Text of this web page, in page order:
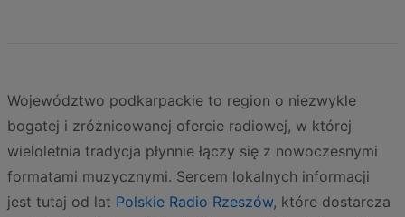
Województwo podkarpackie to region o niezwykle
bogatej i zróżnicowanej ofercie radiowej, w której
wieloletnia tradycja płynnie łączy się z nowoczesnymi
formatami muzycznymi. Sercem lokalnych informacji
jest tutaj od lat Polskie Radio Rzeszów, które dostarcza